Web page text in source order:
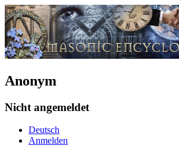
Anonym
Nicht angemeldet
Deutsch
Anmelden